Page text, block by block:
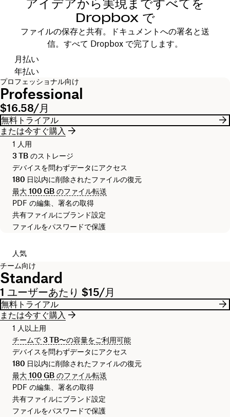
アイデアから実現まですべてを
Dropbox で
ファイルの保存と共有。ドキュメントへの署名と送
信。すべて Dropbox で完了します。
支払いサイクルを選択します
月払い
年払い
プロフェッショナル向け
Professional
$16.58/月
無料トライアル
または今すぐ購入
1 人用
3 TB のストレージ
デバイスを問わずデータにアクセス
180 日以内に削除されたファイルの復元
最大 100 GB のファイル転送
PDF の編集、署名の取得
共有ファイルにブランド設定
ファイルをパスワードで保護
人気
チーム向け
Standard
1 ユーザーあたり $15/月
無料トライアル
または今すぐ購入
1 人以上用
チームで 3 TB〜の容量をご利用可能
デバイスを問わずデータにアクセス
180 日以内に削除されたファイルの復元
最大 100 GB のファイル転送
PDF の編集、署名の取得
共有ファイルにブランド設定
ファイルをパスワードで保護